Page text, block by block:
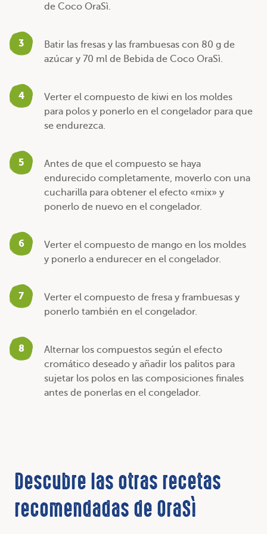
de Coco OraSì.
3
Batir las fresas y las frambuesas con 80 g de
azúcar y 70 ml de Bebida de Coco OraSì.
4
Verter el compuesto de kiwi en los moldes
para polos y ponerlo en el congelador para que
se endurezca.
5
Antes de que el compuesto se haya
endurecido completamente, moverlo con una
cucharilla para obtener el efecto «mix» y
ponerlo de nuevo en el congelador.
6
Verter el compuesto de mango en los moldes
y ponerlo a endurecer en el congelador.
7
Verter el compuesto de fresa y frambuesas y
ponerlo también en el congelador.
8
Alternar los compuestos según el efecto
cromático deseado y añadir los palitos para
sujetar los polos en las composiciones finales
antes de ponerlas en el congelador.
Descubre las otras recetas
recomendadas de OraSì